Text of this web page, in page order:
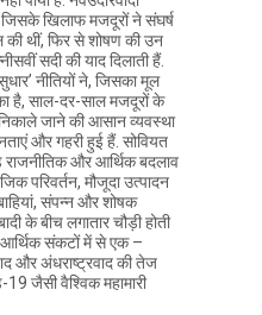
जिसके खिलाफ मजदूरों ने संघर्ष
की थीं, फिर से शोषण की उन
सदी की याद दिलाती हैं.
नीतियों ने, जिसका मूल
है, साल-दर-साल मजदूरों के
जाने की आसान व्यवस्था
और गहरी हुई हैं. सोवियत
और आर्थिक बदलाव
परिवर्तन, मौजूदा उत्पादन
संपन्न और शोषक
के बीच लगातार चौड़ी होती
संकटों में से एक –
और अंधराष्ट्रवाद की तेज
19 जैसी वैश्विक महामारी